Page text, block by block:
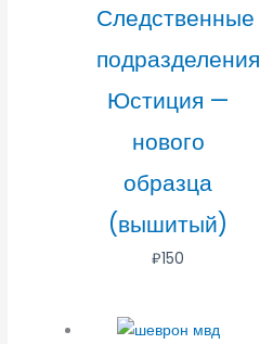
Следственные
подразделения
Юстиция —
нового
образца
(вышитый)
₽150